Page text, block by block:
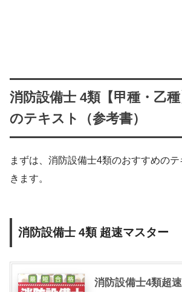
消防設備士 4類【甲種・乙
のテキスト（参考書）
まずは、消防設備士4類のおすすめの
きます。
消防設備士 4類 超速マスター
消防設備士4類超